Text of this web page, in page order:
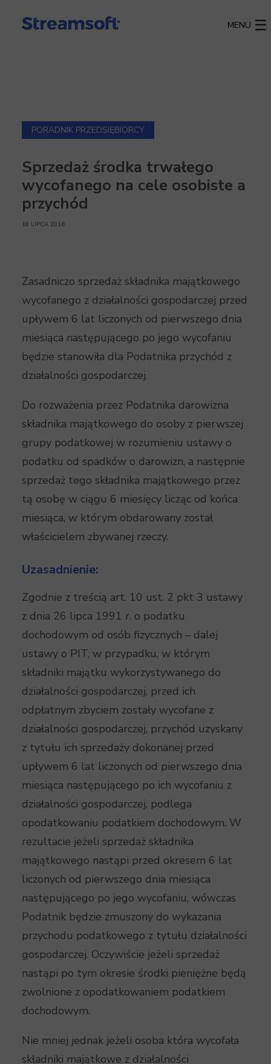
MENU
PORADNIK PRZEDSIĘBIORCY
Sprzedaż środka trwałego
wycofanego na cele osobiste a
przychód
18 LIPCA 2016
Zasadniczo sprzedaż składnika majątkowego
wycofanego z działalności gospodarczej przed
upływem 6 lat liczonych od pierwszego dnia
miesiąca następującego po jego wycofaniu
będzie stanowiła dla Podatnika przychód z
działalności gospodarczej.
Do rozważenia przez Podatnika darowizna
składnika majątkowego do osoby z pierwszej
grupy podatkowej w rozumieniu ustawy o
podatku od spadków o darowizn, a następnie
sprzedaż tego składnika majątkowego przez
tą osobę w ciągu 6 miesięcy licząc od końca
miesiąca, w którym obdarowany został
właścicielem zbywanej rzeczy.
Uzasadnienie:
Zgodnie z treścią art. 10 ust. 2 pkt 3 ustawy
z dnia 26 lipca 1991 r. o podatku
dochodowym od osób fizycznych – dalej
ustawy o PIT, w przypadku, w którym
składniki majątku wykorzystywanego do
działalności gospodarczej, przed ich
odpłatnym zbyciem zostały wycofane z
działalności gospodarczej, przychód uzyskany
z tytułu ich sprzedaży dokonanej przed
upływem 6 lat liczonych od pierwszego dnia
miesiąca następującego po ich wycofaniu z
działalności gospodarczej, podlega
opodatkowaniu podatkiem dochodowym. W
rezultacie jeżeli sprzedaż składnika
majątkowego nastąpi przed okresem 6 lat
liczonych od pierwszego dnia miesiąca
następującego po jego wycofaniu, wówczas
Podatnik będzie zmuszony do wykazania
przychodu podatkowego z tytułu działalności
gospodarczej. Oczywiście jeżeli sprzedaż
nastąpi po tym okresie środki pieniężne będą
zwolnione z opodatkowaniem podatkiem
dochodowym.
Nie mniej jednak jeżeli osoba która wycofała
składniki majątkowe z działalności